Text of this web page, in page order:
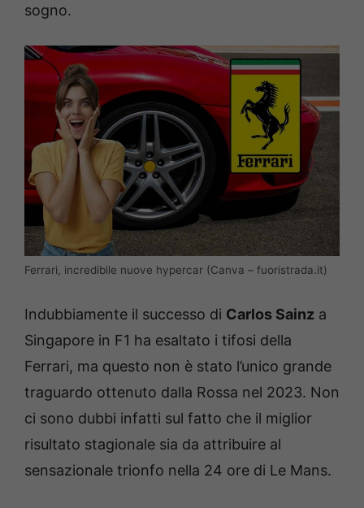
sogno.
Ferrari, incredibile nuove hypercar (Canva – fuoristrada.it)
Indubbiamente il successo di Carlos Sainz a
Singapore in F1 ha esaltato i tifosi della
Ferrari, ma questo non è stato l’unico grande
traguardo ottenuto dalla Rossa nel 2023. Non
ci sono dubbi infatti sul fatto che il miglior
risultato stagionale sia da attribuire al
sensazionale trionfo nella 24 ore di Le Mans.